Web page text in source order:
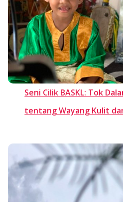
Seni Cilik BASKL: Tok
tentang Wayang Kulit